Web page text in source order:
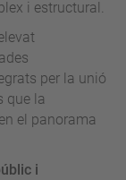
i estructural.
per la unió
que la
el panorama
i